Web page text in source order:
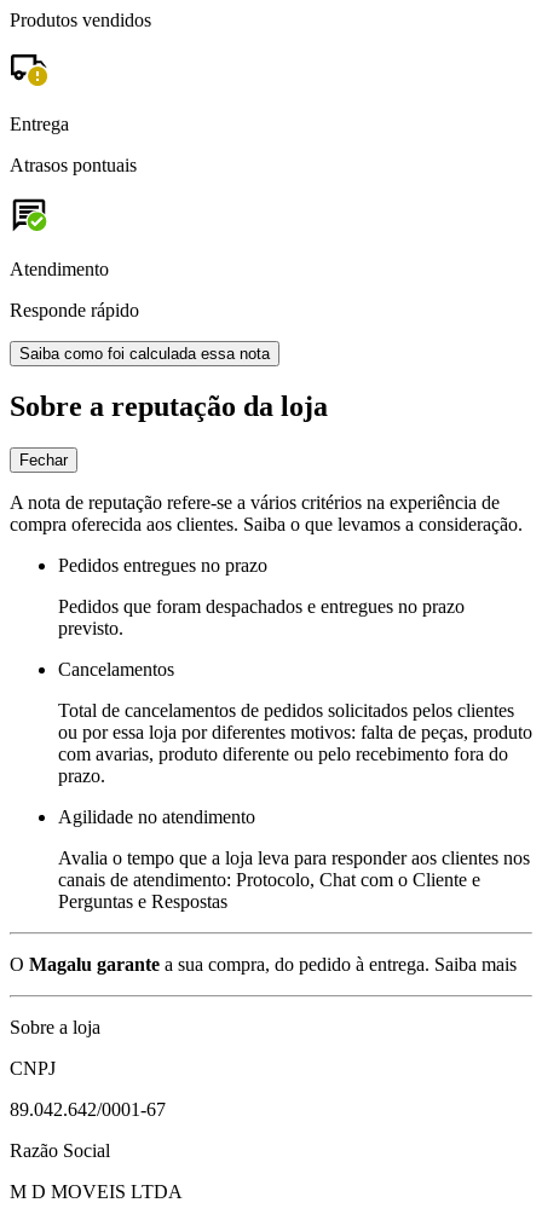
Produtos vendidos
Entrega
Atrasos pontuais
Atendimento
Responde rápido
Saiba como foi calculada essa nota
Sobre a reputação da loja
Fechar
A nota de reputação refere-se a vários critérios na experiência de
compra oferecida aos clientes. Saiba o que levamos a consideração.
Pedidos entregues no prazo
Pedidos que foram despachados e entregues no prazo
previsto.
Cancelamentos
Total de cancelamentos de pedidos solicitados pelos clientes
ou por essa loja por diferentes motivos: falta de peças, produto
com avarias, produto diferente ou pelo recebimento fora do
prazo.
Agilidade no atendimento
Avalia o tempo que a loja leva para responder aos clientes nos
canais de atendimento: Protocolo, Chat com o Cliente e
Perguntas e Respostas
O Magalu garante a sua compra, do pedido à entrega. Saiba mais
Sobre a loja
CNPJ
89.042.642/0001-67
Razão Social
M D MOVEIS LTDA